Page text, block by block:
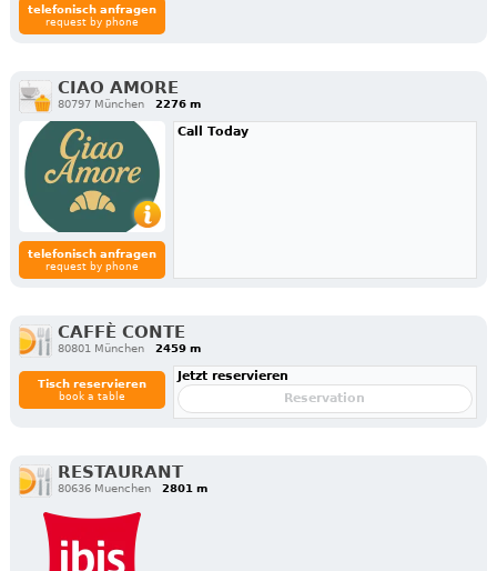
telefonisch anfragen
request by phone
CIAO AMORE
80797 München 2276 m
telefonisch anfragen
request by phone
Call Today
CAFFÈ CONTE
80801 München 2459 m
Tisch reservieren
book a table
Jetzt reservieren
Reservation
RESTAURANT
80636 Muenchen 2801 m